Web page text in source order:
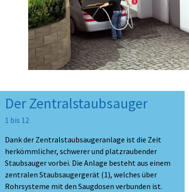
Der Zentralstaubsauger
1 bis 12
Dank der Zentralstaubsaugeranlage ist die Zeit
herkömmlicher, schwerer und platzraubender
Staubsauger vorbei. Die Anlage besteht aus einem
zentralen Staubsaugergerät (1), welches über
Rohrsysteme mit den Saugdosen verbunden ist.